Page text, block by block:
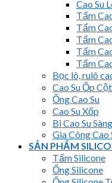
Cao Su
Tấm
Tấm
Tấm
Tấm
Tấm
Bọc lô, rulô
Cao Su Ốp Cột
Ống Cao Su
Cao Su Xốp
Bi Cao Su
Gia Công Cao
SẢN PHẨM
Tấm Silicone
Ống Silicone